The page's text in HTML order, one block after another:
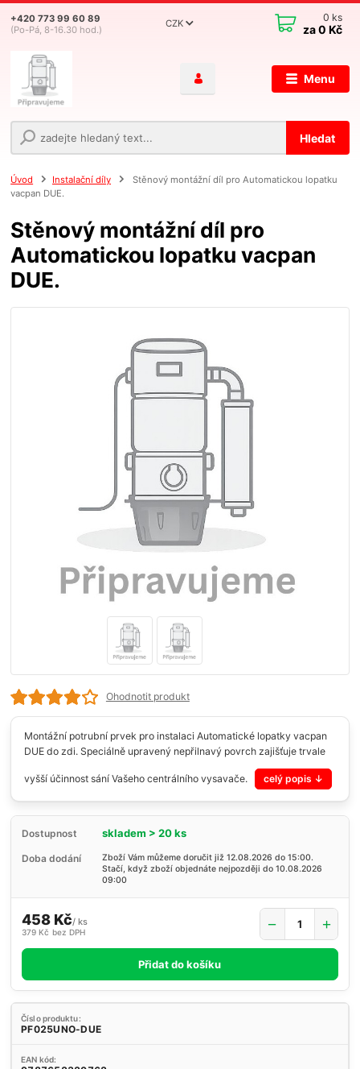
Menu
CZK
Hledat
+420 773 99 60 89
(Po-Pá, 8-16.30 hod.)
0 ks
za0 Kč
Úvod Instalační díly
Stěnový montážní díl pro Automatickou lopatku
vacpan DUE.
Stěnový montážní díl pro
Automatickou lopatku vacpan
DUE.
Ohodnotit produkt
Montážní potrubní prvek pro instalaci Automatické lopatky vacpan
DUE do zdi. Speciálně upravený nepřilnavý povrch zajišťuje trvale
vyšší účinnost sání Vašeho centrálního vysavače. celý popis
Dostupnost skladem > 20 ks
Doba dodání
Zboží Vám můžeme doručit již 12.08.2026 do 15:00.
Stačí, když zboží objednáte nejpozději do 10.08.2026
09:00
458 Kč/ ks
379 Kč bez DPH
Přidat do košíku
Číslo produktu:
PF025UNO-DUE
EAN kód: